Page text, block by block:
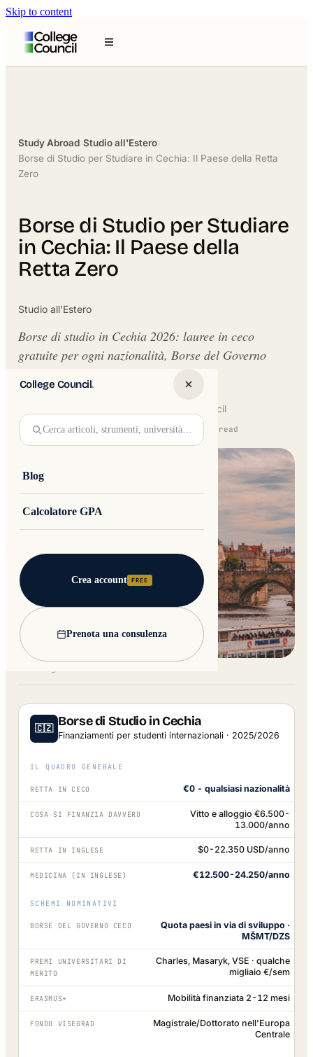
Skip to content
College Council.
Cerca articoli, strumenti, università…
Blog
Calcolatore GPA
Crea account FREE
Prenota una consulenza
Study Abroad›Studio all'Estero›
Borse di Studio per Studiare in Cechia: Il Paese della Retta
Zero
Borse di Studio per Studiare
in Cechia: Il Paese della
Retta Zero
Studio all'Estero
Borse di studio in Cechia 2026: lauree in ceco
gratuite per ogni nazionalità, Borse del Governo
College Council
Updated 16 February 2026 · 15 min read
🇨🇿 Borse di Studio in Cechia
Finanziamenti per studenti internazionali · 2025/2026
IL QUADRO GENERALE
RETTA IN CECO €0 - qualsiasi nazionalità
COSA SI FINANZIA DAVVERO
Vitto e alloggio €6.500-
13.000/anno
RETTA IN INGLESE $0-22.350 USD/anno
MEDICINA (IN INGLESE) €12.500-24.250/anno
SCHEMI NOMINATIVI
BORSE DEL GOVERNO CECO
Quota paesi in via di sviluppo ·
MŠMT/DZS
PREMI UNIVERSITARI DI
MERITO
Charles, Masaryk, VSE · qualche
migliaio €/sem
ERASMUS+ Mobilità finanziata 2-12 mesi
FONDO VISEGRAD
Magistrale/Dottorato nell'Europa
Centrale